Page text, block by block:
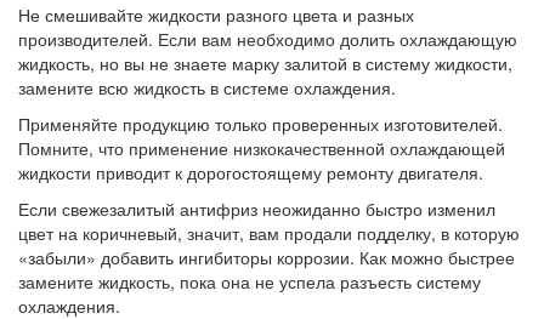
Не смешивайте жидкости разного цвета и разных
производителей. Если вам необходимо долить охлаждающую
жид­кость, но вы не знаете марку залитой в си­стему жидкости,
замените всю жидкость в системе охлаждения.
Применяйте продукцию только прове­ренных изготовителей.
Помните, что при­менение низкокачественной охлаждающей
жидкости приводит к дорогостоящему ре­монту двигателя.
Если свежезалитый антифриз неожиданно быстро изменил
цвет на коричневый, значит, вам продали подделку, в которую
«забыли» добавить ингибиторы коррозии. Как можно быстрее
замените жидкость, пока она не ус­пела разъесть систему
охлаждения.